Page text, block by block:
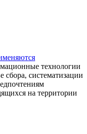
технологии
сбора, систематизации
на территории